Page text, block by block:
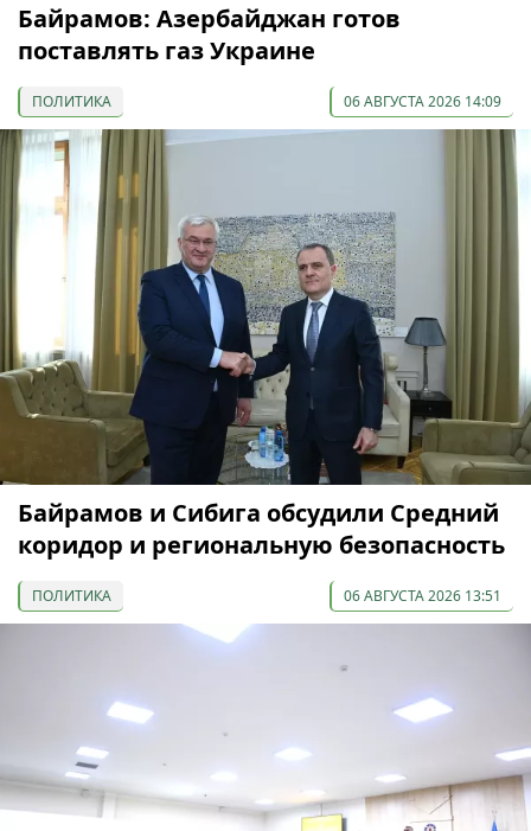
Байрамов: Азербайджан готов
поставлять газ Украине
ПОЛИТИКА 06 АВГУСТА 2026 14:09
Байрамов и Сибига обсудили Средний
коридор и региональную безопасность
ПОЛИТИКА 06 АВГУСТА 2026 13:51